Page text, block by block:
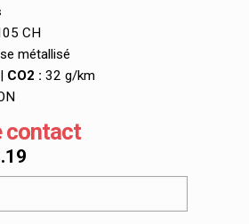
CH
métallisé
CO2 : 32 g/km
contact